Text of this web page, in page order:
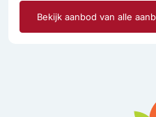
Bekijk aanbod van alle